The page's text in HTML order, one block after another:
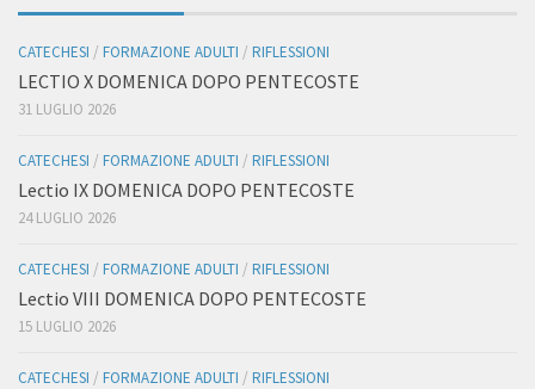
CATECHESI / FORMAZIONE ADULTI / RIFLESSIONI
LECTIO X DOMENICA DOPO PENTECOSTE
31 LUGLIO 2026
CATECHESI / FORMAZIONE ADULTI / RIFLESSIONI
Lectio IX DOMENICA DOPO PENTECOSTE
24 LUGLIO 2026
CATECHESI / FORMAZIONE ADULTI / RIFLESSIONI
Lectio VIII DOMENICA DOPO PENTECOSTE
15 LUGLIO 2026
CATECHESI / FORMAZIONE ADULTI / RIFLESSIONI